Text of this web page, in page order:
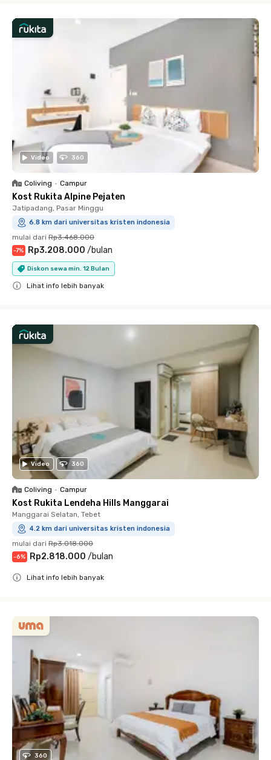
Video 360
Coliving • Campur
Kost Rukita Alpine Pejaten
Jatipadang, Pasar Minggu
6.8 km dari universitas kristen indonesia
mulai dari Rp3.468.000
-7% Rp3.208.000 /bulan
Diskon sewa min. 12 Bulan
Lihat info lebih banyak
Video 360
Coliving • Campur
Kost Rukita Lendeha Hills Manggarai
Manggarai Selatan, Tebet
4.2 km dari universitas kristen indonesia
mulai dari Rp3.018.000
-6% Rp2.818.000 /bulan
Lihat info lebih banyak
360